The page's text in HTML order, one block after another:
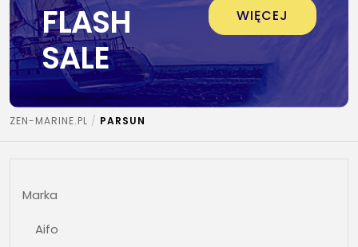
FLASH
SALE
WIĘCEJ
ZEN-MARINE.PL PARSUN
Marka
Aifo